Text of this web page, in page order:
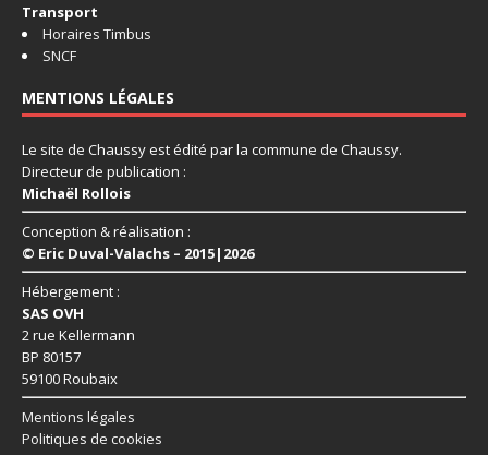
Transport
Horaires Timbus
SNCF
MENTIONS LÉGALES
Le site de Chaussy est édité par la commune de Chaussy.
Directeur de publication :
Michaël Rollois
Conception & réalisation :
© Eric Duval-Valachs – 2015|2026
Hébergement :
SAS OVH
2 rue Kellermann
BP 80157
59100 Roubaix
Mentions légales
Politiques de cookies